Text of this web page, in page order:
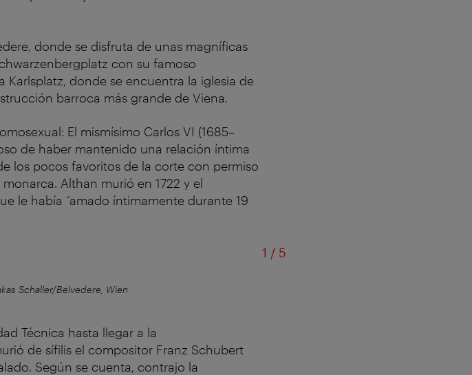
donde se disfruta de unas magníficas
con su famoso
donde se encuentra la iglesia de
barroca más grande de Viena.
El mismísimo Carlos VI (1685–
de haber mantenido una relación íntima
los pocos favoritos de la corte con permiso
Althan murió en 1722 y el
le había “amado íntimamente durante 19
1 /de
5
Schaller/Belvedere, Wien
Técnica hasta llegar a la
de sífilis el compositor Franz Schubert
Según se cuenta, contrajo la